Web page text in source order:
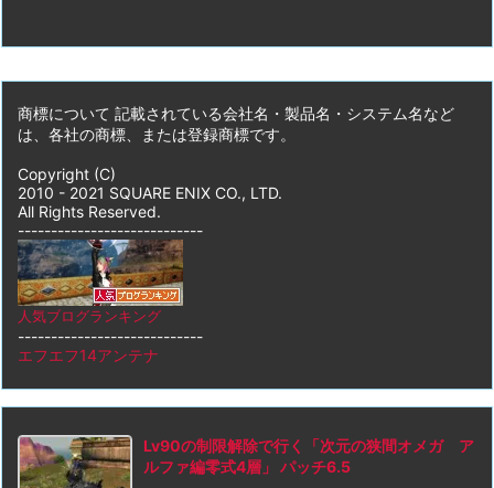
商標について 記載されている会社名・製品名・システム名など
は、各社の商標、または登録商標です。
Copyright (C)
2010 - 2021 SQUARE ENIX CO., LTD.
All Rights Reserved.
----------------------------
人気ブログランキング
----------------------------
エフエフ14アンテナ
Lv90の制限解除で行く「次元の狭間オメガ ア
ルファ編零式4層」 パッチ6.5